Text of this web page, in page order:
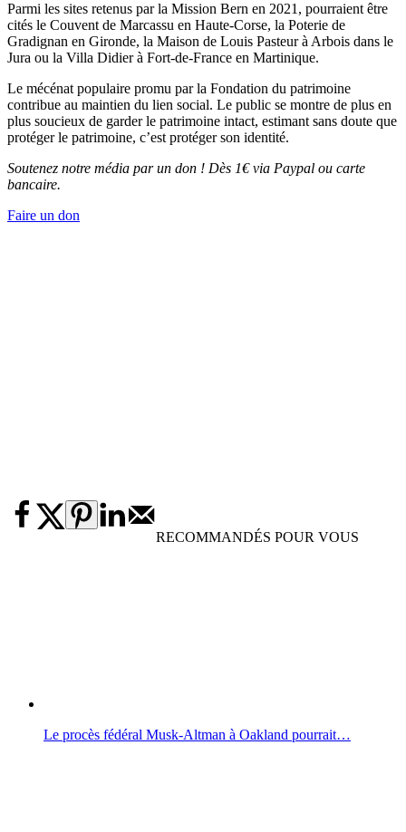
Parmi les sites retenus par la Mission Bern en 2021, pourraient être
cités le Couvent de Marcassu en Haute-Corse, la Poterie de
Gradignan en Gironde, la Maison de Louis Pasteur à Arbois dans le
Jura ou la Villa Didier à Fort-de-France en Martinique.
Le mécénat populaire promu par la Fondation du patrimoine
contribue au maintien du lien social. Le public se montre de plus en
plus soucieux de garder le patrimoine intact, estimant sans doute que
protéger le patrimoine, c’est protéger son identité.
Soutenez notre média par un don ! Dès 1€ via Paypal ou carte
bancaire.
Faire un don
RECOMMANDÉS POUR VOUS
Le procès fédéral Musk-Altman à Oakland pourrait…